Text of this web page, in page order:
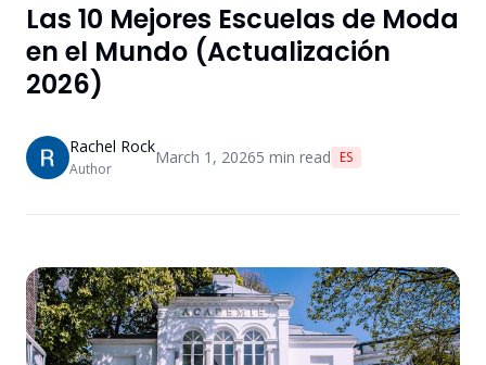
Las 10 Mejores Escuelas de Moda
en el Mundo (Actualización
2026)
Rachel Rock
Author
March 1, 20265 min read ES